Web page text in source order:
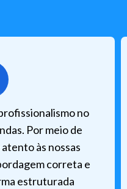
no
Por meio de
às nossas
correta e
estruturada